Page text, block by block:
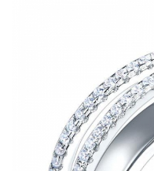
Bijuterii Mirese
Reduceri
Cele mai noi